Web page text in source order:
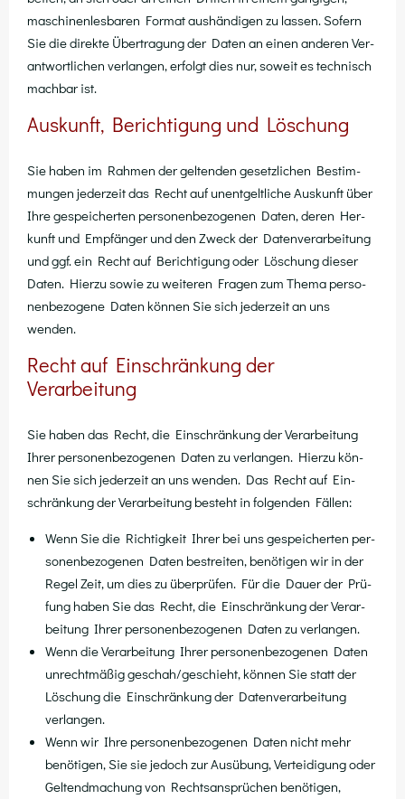
maschi­nen­les­ba­ren For­mat aus­hän­di­gen zu las­sen. Sofern
Sie die direk­te Über­tra­gung der Daten an einen ande­ren Ver­
ant­wort­li­chen ver­lan­gen, erfolgt dies nur, soweit es tech­nisch
mach­bar ist.
Auskunft, Berichtigung und Löschung
Sie haben im Rah­men der gel­ten­den gesetz­li­chen Bestim­
mun­gen jeder­zeit das Recht auf unent­gelt­li­che Aus­kunft über
Ihre gespei­cher­ten per­so­nen­be­zo­ge­nen Daten, deren Her­
kunft und Emp­fän­ger und den Zweck der Daten­ver­ar­bei­tung
und ggf. ein Recht auf Berich­ti­gung oder Löschung die­ser
Daten. Hier­zu sowie zu wei­te­ren Fra­gen zum The­ma per­so­
nen­be­zo­ge­ne Daten kön­nen Sie sich jeder­zeit an uns
wenden.
Recht auf Einschränkung der
Verarbeitung
Sie haben das Recht, die Ein­schrän­kung der Ver­ar­bei­tung
Ihrer per­so­nen­be­zo­ge­nen Daten zu ver­lan­gen. Hier­zu kön­
nen Sie sich jeder­zeit an uns wen­den. Das Recht auf Ein­
schrän­kung der Ver­ar­bei­tung besteht in fol­gen­den Fällen:
Wenn Sie die Rich­tig­keit Ihrer bei uns gespei­cher­ten per­
so­nen­be­zo­ge­nen Daten bestrei­ten, benö­ti­gen wir in der
Regel Zeit, um dies zu über­prü­fen. Für die Dau­er der Prü­
fung haben Sie das Recht, die Ein­schrän­kung der Ver­ar­
bei­tung Ihrer per­so­nen­be­zo­ge­nen Daten zu verlangen.
Wenn die Ver­ar­bei­tung Ihrer per­so­nen­be­zo­ge­nen Daten
unrecht­mä­ßig geschah/geschieht, kön­nen Sie statt der
Löschung die Ein­schrän­kung der Daten­ver­ar­bei­tung
verlangen.
Wenn wir Ihre per­so­nen­be­zo­ge­nen Daten nicht mehr
benö­ti­gen, Sie sie jedoch zur Aus­übung, Ver­tei­di­gung oder
Gel­tend­ma­chung von Rechts­an­sprü­chen benö­ti­gen,